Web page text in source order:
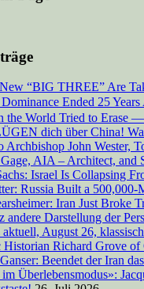
New “BIG THREE” Are
Ended 25
the World Tried to Erase
dich über China!
Archbishop John Wester,
AIA – Architect, and
Israel Is Collapsing
Russia Built a 500,000-
Iran Just Broke
andere Darstellung der
aktuell, August 26,
Historian Richard Grove
Beendet der Iran
Überlebensmodus»: